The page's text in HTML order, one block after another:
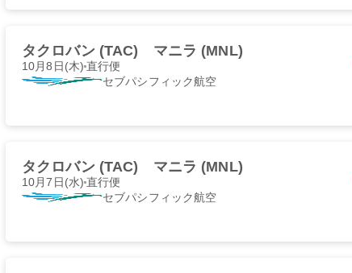
タクロバン (TAC) マニラ (MNL)
10月8日(木)直行便
セブパシフィック航空
タクロバン (TAC) マニラ (MNL)
10月7日(水)直行便
セブパシフィック航空